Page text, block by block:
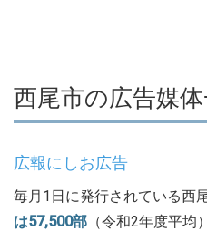
西尾市の広告媒
広報にしお広告
毎月1日に発行されている西
は57,500部 （令和2年度平均